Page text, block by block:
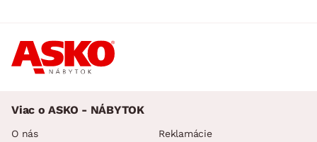
Viac o ASKO - NÁBYTOK
O nás Reklamácie